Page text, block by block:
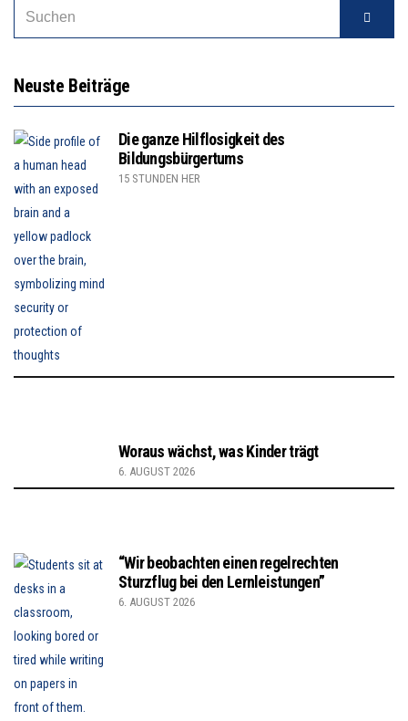
Neuste Beiträge
Die ganze Hilflosigkeit des
Bildungsbürgertums
15 STUNDEN HER
Woraus wächst, was Kinder trägt
6. AUGUST 2026
“Wir beobachten einen regelrechten
Sturzflug bei den Lernleistungen”
6. AUGUST 2026